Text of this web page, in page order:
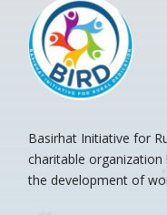
Basirhat Initiative for
charitable
the development of